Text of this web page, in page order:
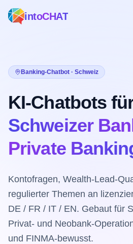
intoCHAT
Banking-Chatbot · Schweiz
KI-Chatbots
Schweizer
Private
Kontofragen, Wealth-Lead-
regulierter Themen an
DE / FR / IT / EN. Gebaut für
Privat- und Neobank-
und FINMA-bewusst.